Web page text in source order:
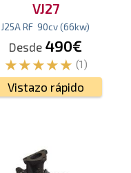
VJ27
J25A RF 90cv(66kw)
Desde 490€
(1)
Vistazo rápido